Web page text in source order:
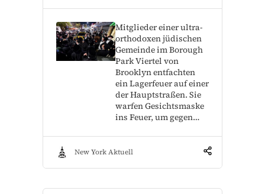
Mitglieder einer ultra-
orthodoxen jüdischen
Gemeinde im Borough
Park Viertel von
Brooklyn entfachten
ein Lagerfeuer auf einer
der Hauptstraßen. Sie
warfen Gesichtsmaske
ins Feuer, um gegen…
New York Aktuell